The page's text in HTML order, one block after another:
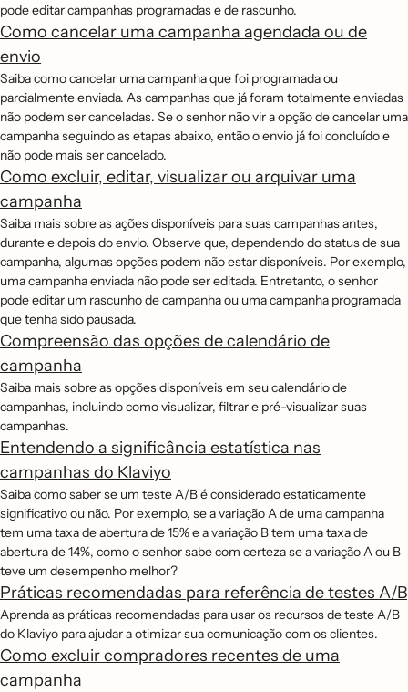
pode editar campanhas programadas e de rascunho.
Como cancelar uma campanha agendada ou de
envio
Saiba como cancelar uma campanha que foi programada ou
parcialmente enviada. As campanhas que já foram totalmente enviadas
não podem ser canceladas. Se o senhor não vir a opção de cancelar uma
campanha seguindo as etapas abaixo, então o envio já foi concluído e
não pode mais ser cancelado.
Como excluir, editar, visualizar ou arquivar uma
campanha
Saiba mais sobre as ações disponíveis para suas campanhas antes,
durante e depois do envio. Observe que, dependendo do status de sua
campanha, algumas opções podem não estar disponíveis. Por exemplo,
uma campanha enviada não pode ser editada. Entretanto, o senhor
pode editar um rascunho de campanha ou uma campanha programada
que tenha sido pausada.
Compreensão das opções de calendário de
campanha
Saiba mais sobre as opções disponíveis em seu calendário de
campanhas, incluindo como visualizar, filtrar e pré-visualizar suas
campanhas.
Entendendo a significância estatística nas
campanhas do Klaviyo
Saiba como saber se um teste A/B é considerado estaticamente
significativo ou não. Por exemplo, se a variação A de uma campanha
tem uma taxa de abertura de 15% e a variação B tem uma taxa de
abertura de 14%, como o senhor sabe com certeza se a variação A ou B
teve um desempenho melhor?
Práticas recomendadas para referência de testes A/B
Aprenda as práticas recomendadas para usar os recursos de teste A/B
do Klaviyo para ajudar a otimizar sua comunicação com os clientes.
Como excluir compradores recentes de uma
campanha